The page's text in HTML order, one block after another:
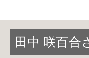
是非、一度ご
田中 咲百合